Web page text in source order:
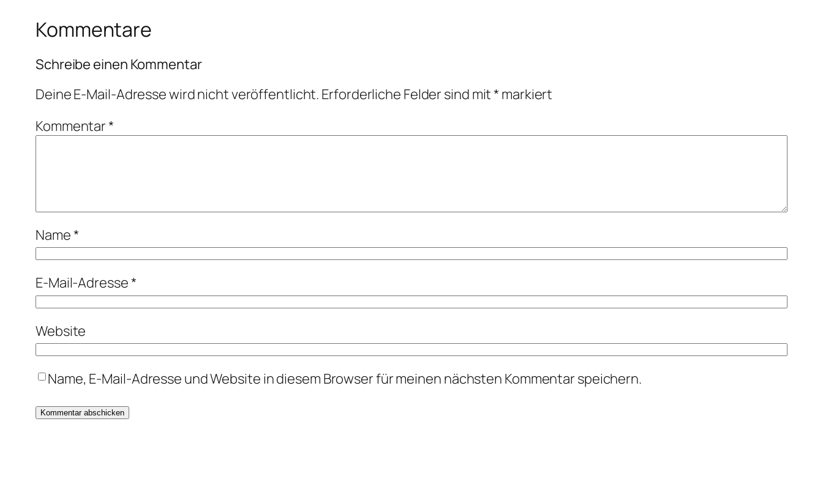
Kommentare
Schreibe einen Kommentar
Deine E-Mail-Adresse wird nicht veröffentlicht. Erforderliche Felder sind mit* markiert
Kommentar*
Name*
E-Mail-Adresse*
Website
Name, E-Mail-Adresse und Website in diesem Browser für meinen nächsten Kommentar speichern.